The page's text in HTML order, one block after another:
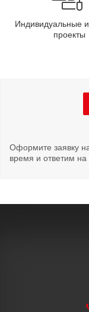
Индивидуальные
проекты
Оформите заявку
время и ответим